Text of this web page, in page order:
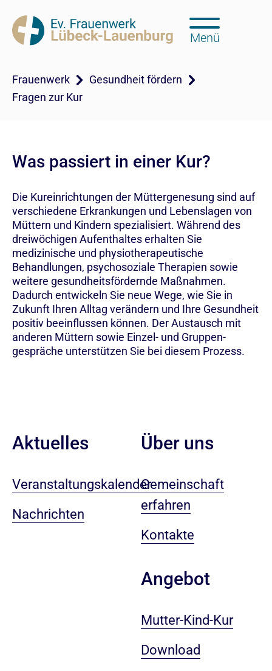
Menü
Frauenwerk
Gesundheit fördern
Fragen zur Kur
Was passiert in einer Kur?
Die Kureinrichtungen der Müttergenesung sind auf
verschiedene Erkrankungen und Lebenslagen von
Müttern und Kindern spezialisiert. Während des
dreiwöchigen Aufenthaltes erhalten Sie
medizinische und physiotherapeutische
Behandlungen, psychosoziale Therapien sowie
weitere gesundheitsfördernde Maßnahmen.
Dadurch entwickeln Sie neue Wege, wie Sie in
Zukunft Ihren Alltag verändern und Ihre Gesundheit
positiv beeinflussen können. Der Austausch mit
anderen Müttern sowie Einzel- und Gruppen-
gespräche unterstützen Sie bei diesem Prozess.
Aktuelles
Veranstaltungskalender
Nachrichten
Über uns
Gemeinschaft
erfahren
Kontakte
Angebot
Mutter-Kind-Kur
Download